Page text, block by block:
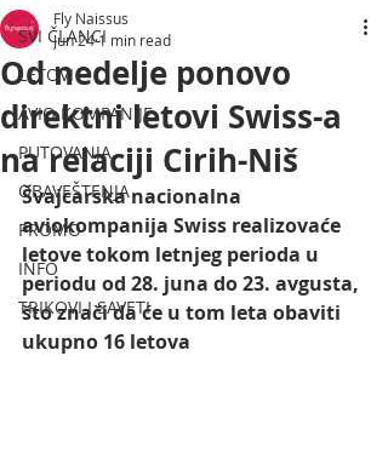
SVI ČLANCI
LETOVI
AVIO KOMPANIJE
PUTOVANJA
OBAVEŠTENJA
PROMO
INFO
TRIKOVI I SAVETI
Od nedelje ponovo
direktni letovi Swiss-a
na relaciji Cirih-Niš
Fly Naissus
Jun 241 min read
Švajcarska nacionalna
aviokompanija Swiss realizovaće
letove tokom letnjeg perioda u
periodu od 28. juna do 23. avgusta,
što znači da će u tom leta obaviti
ukupno 16 letova